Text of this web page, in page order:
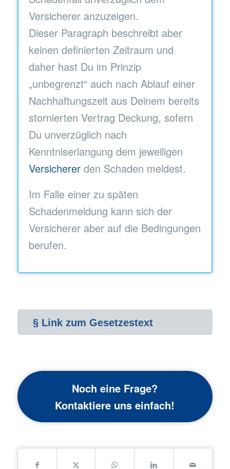
Versicherer anzuzeigen.
Dieser Paragraph beschreibt aber
keinen definierten Zeitraum und
daher hast Du im Prinzip
„unbegrenzt“ auch nach Ablauf einer
Nachhaftungszeit aus Deinem bereits
stornierten Vertrag Deckung, sofern
Du unverzüglich nach
Kenntniserlangung dem jeweiligen
Versichererden Schaden meldest.
Im Falle einer zu späten
Schadenmeldung kann sich der
Versicherer aber auf die Bedingungen
berufen.
§ Link zum Gesetzestext
Noch eine Frage?
Kontaktiere uns einfach!